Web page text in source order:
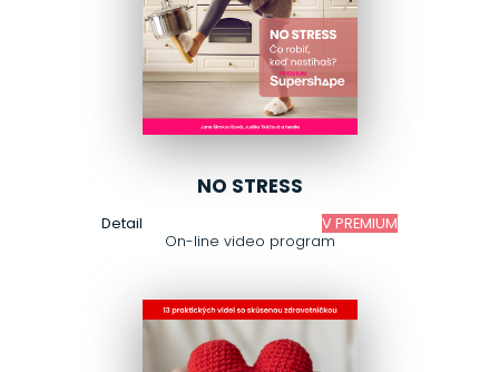
NO STRESS
On-line video program
Detail V PREMIUM